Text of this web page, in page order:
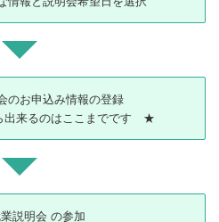
のお申込み情報の登録
出来るのはここまでです ★
説明会 の参加